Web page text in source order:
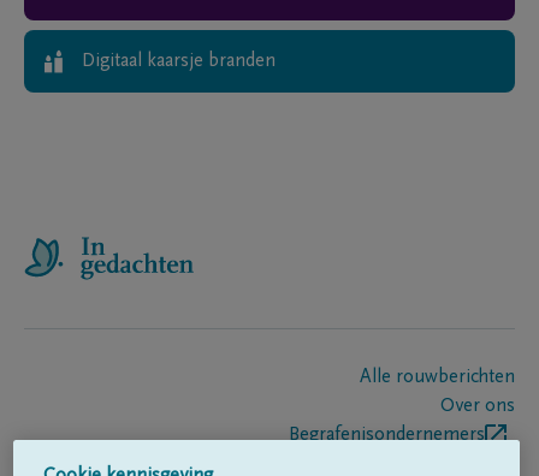
Digitaal kaarsje branden
Alle rouwberichten
Over ons
Begrafenisondernemers